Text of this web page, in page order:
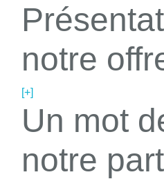
notre
[+]
Un mot
notre